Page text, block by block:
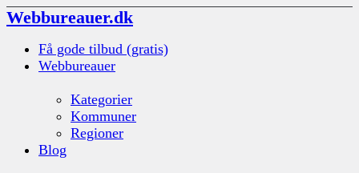
Webbureauer.dk
Få gode tilbud (gratis)
Webbureauer
Kategorier
Kommuner
Regioner
Blog